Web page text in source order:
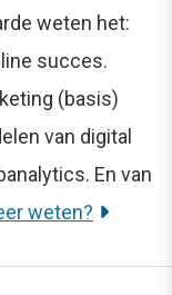
weten het:
succes.
(basis)
van digital
En van
weten?